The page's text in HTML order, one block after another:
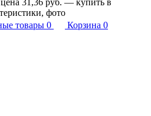
31,36 руб. — купить в
фото
товары 0 Корзина 0